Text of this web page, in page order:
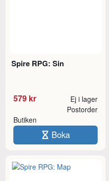
Spire RPG: Sin
579 kr Ej i lager
Butiken
Postorder
Boka